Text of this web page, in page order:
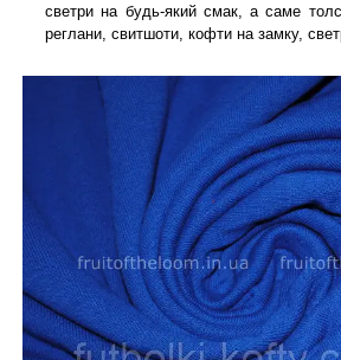
светри на будь-який смак, а саме
реглани, свитшоти, кофти на замку,